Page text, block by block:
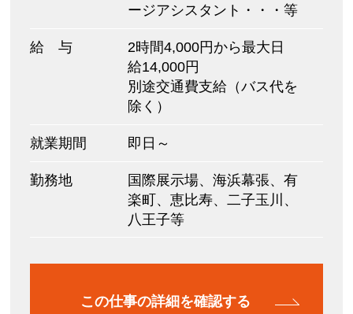
ージアシスタント・・・等
給 与
2時間4,000円から最大日
給14,000円
別途交通費支給（バス代を
除く）
就業期間 即日～
勤務地
国際展示場、海浜幕張、有
楽町、恵比寿、二子玉川、
八王子等
この仕事の詳細を確認する